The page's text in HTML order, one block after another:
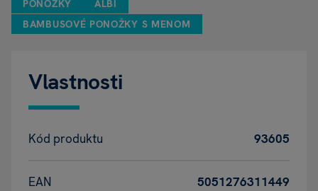
PONOŽKY
ALBI
BAMBUSOVÉ PONOŽKY S MENOM
Vlastnosti
Kód produktu 93605
EAN 5051276311449